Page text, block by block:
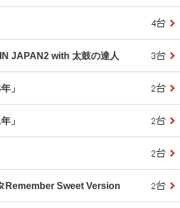
JAPAN2 with 太鼓の達人
」
」
Remember Sweet Version